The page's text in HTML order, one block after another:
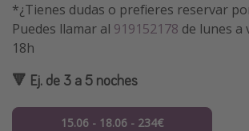
*¿Tienes dudas o prefieres reservar
Puedes llamar al 919152178 de lunes a
18h
🔻 Ej. de 3 a 5 noches
15.06 - 18.06 - 234€